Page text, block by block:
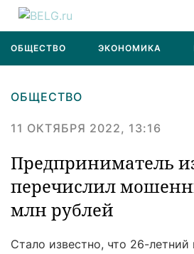
ОБЩЕСТВО ЭКОНОМИКА
ОБЩЕСТВО
11 ОКТЯБРЯ 2022, 13:16
Предприниматель
перечислил
млн рублей
Стало известно, что 26-